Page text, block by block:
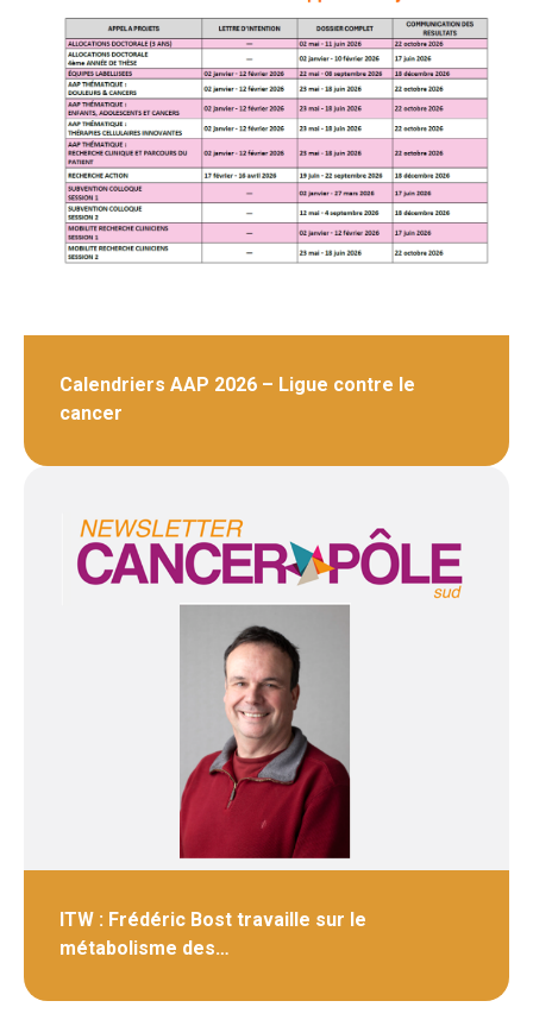
Calendriers AAP 2026 – Ligue contre le
cancer
ITW : Frédéric Bost travaille sur le
métabolisme des…